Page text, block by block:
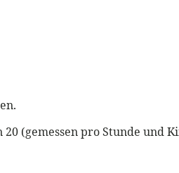
(gemessen pro Stunde und